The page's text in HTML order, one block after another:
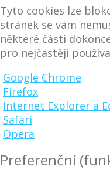
Tyto cookies lze
stránek se vám
některé části
pro nejčastěji
Google Chrome
Firefox
Internet Explorer a
Safari
Opera
Preferenční